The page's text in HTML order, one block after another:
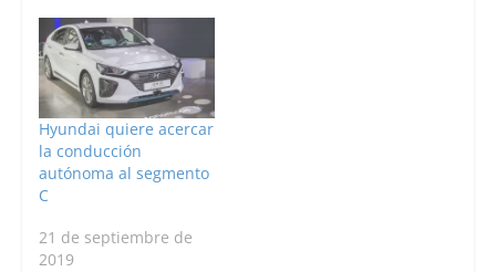
Hyundai quiere acercar
la conducción
autónoma al segmento
C
21 de septiembre de
2019